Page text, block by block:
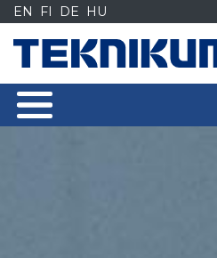
Siirry
sisältöön
EN FI DE HU